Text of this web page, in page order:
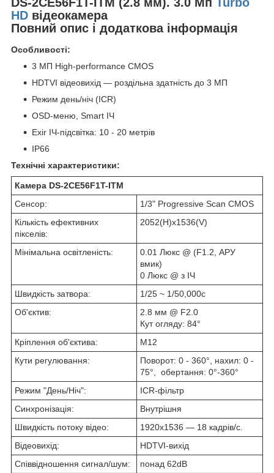
HD відеокамера
Повний опис і додаткова інформація
Особливості:
3 МП High-performance CMOS
HDTVI відеовихід — роздільна здатність до 3 МП
Режим день/ніч (ICR)
OSD-меню, Smart ІЧ
Exir ІЧ-підсвітка: 10 - 20 метрів
IP66
Технічні характеристики:
Камера DS-2CE56F1T-ITM
Сенсор:
1/3" Progressive Scan CMOS
Кількість ефективних
пікселів:
2052(H)х1536(V)
Мінімальна освітленість:
0.01 Люкс @ (F1.2, АРУ
вмик)
0 Люкс @ з ІЧ
Швидкість затвора:
1/25 ~ 1/50,000с
Об'єктив:
2.8 мм @ F2.0
Кут огляду: 84°
Кріплення об'єктива:
М12
Кути регулювання:
Поворот: 0 - 360°, нахил: 0 -
75°, обертання: 0°-360°
Режим "День/Ніч":
ICR-фільтр
Синхронізація:
Внутрішня
Швидкість потоку відео:
1920х1536 — 18 кадрів/с.
Відеовихід:
HDTVI-вихід
Співвідношення сигнал/шум:
понад 62dB